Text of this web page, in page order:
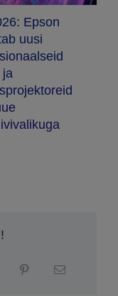
mis pakub suuremat
tootlikkust ja
usaldusväärsust